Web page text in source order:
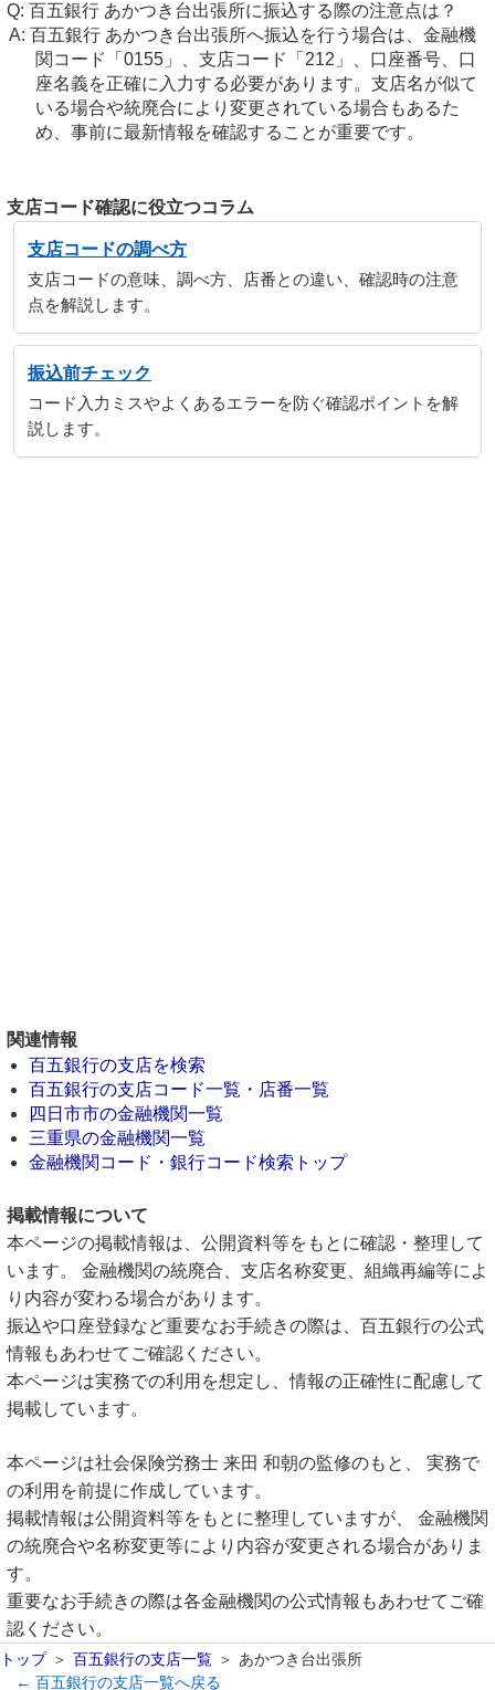
百五銀行 あかつき台出張所に振込する際の注意点は？
百五銀行 あかつき台出張所へ振込を行う場合は、金融機
関コード「0155」、支店コード「212」、口座番号、口
座名義を正確に入力する必要があります。支店名が似て
いる場合や統廃合により変更されている場合もあるた
め、事前に最新情報を確認することが重要です。
支店コード確認に役立つコラム
支店コードの調べ方
支店コードの意味、調べ方、店番との違い、確認時の注意
点を解説します。
振込前チェック
コード入力ミスやよくあるエラーを防ぐ確認ポイントを解
説します。
関連情報
百五銀行の支店を検索
百五銀行の支店コード一覧・店番一覧
四日市市の金融機関一覧
三重県の金融機関一覧
金融機関コード・銀行コード検索トップ
掲載情報について
本ページの掲載情報は、公開資料等をもとに確認・整理して
います。 金融機関の統廃合、支店名称変更、組織再編等によ
り内容が変わる場合があります。
振込や口座登録など重要なお手続きの際は、百五銀行の公式
情報もあわせてご確認ください。
本ページは実務での利用を想定し、情報の正確性に配慮して
掲載しています。
本ページは社会保険労務士 来田 和朝の監修のもと、 実務で
の利用を前提に作成しています。
掲載情報は公開資料等をもとに整理していますが、 金融機関
の統廃合や名称変更等により内容が変更される場合がありま
す。
重要なお手続きの際は各金融機関の公式情報もあわせてご確
認ください。
トップ 百五銀行の支店一覧
あかつき台出張所
← 百五銀行の支店一覧へ戻る